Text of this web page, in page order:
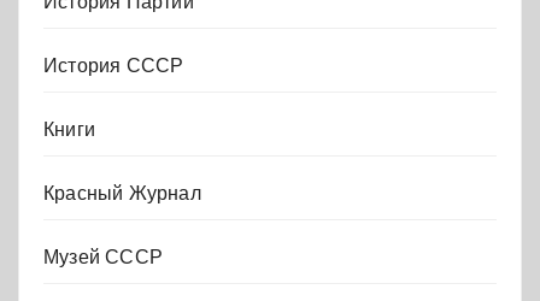
История СССР
Книги
Красный Журнал
Музей СССР